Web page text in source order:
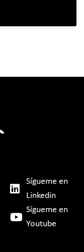
Sígueme en
Linkedin
Sígueme en
Youtube